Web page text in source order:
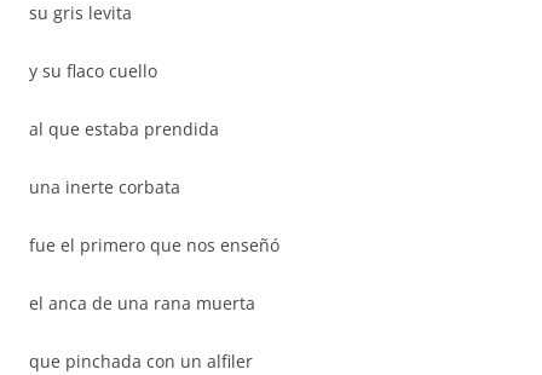
su gris levita
y su flaco cuello
al que estaba prendida
una inerte corbata
fue el primero que nos enseñó
el anca de una rana muerta
que pinchada con un alfiler